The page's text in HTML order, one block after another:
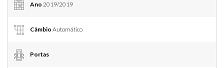
Ano 2019/2019
Câmbio Automático
Portas